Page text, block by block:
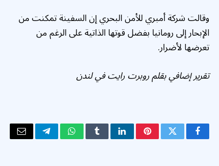
وقالت شركة أمبري للأمن البحري إن السفينة تمكنت من
الإبحار إلى رومانيا بفضل قوتها الذاتية على الرغم من
تعرضها لأضرار.
تقرير إضافي بقلم روبرت رايت في لندن
فيسبوكتويتر بينتيريستلينكدإنTumblrواتسابتيلقرامالبريد